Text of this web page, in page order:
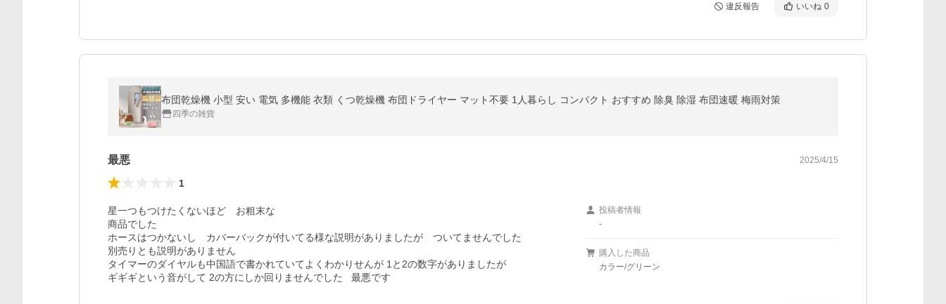
違反報告 いいね 0
布団乾燥機 小型 安い 電気 多機能 衣類 くつ乾燥機 布団ドライヤー マット不要 1人暮らし コンパクト おすすめ 除臭 除湿 布団速暖 梅雨対策
四季の雑貨
最悪 2025/4/15
1
星一つもつけたくないほど　お粗末な
商品でした
ホースはつかないし　カバーバックが付いてる様な説明がありましたが　ついてませんでした
別売りとも説明がありません
タイマーのダイヤルも中国語で書かれていてよくわかりせんが 1と2の数字がありましたが
投稿者情報
-
購入した商品
カラー/グリーン